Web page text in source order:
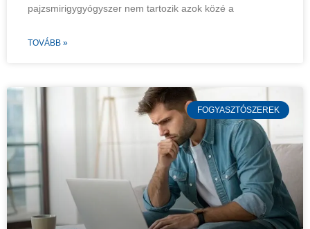
pajzsmirigygyógyszer nem tartozik azok közé a
TOVÁBB »
FOGYASZTÓSZEREK